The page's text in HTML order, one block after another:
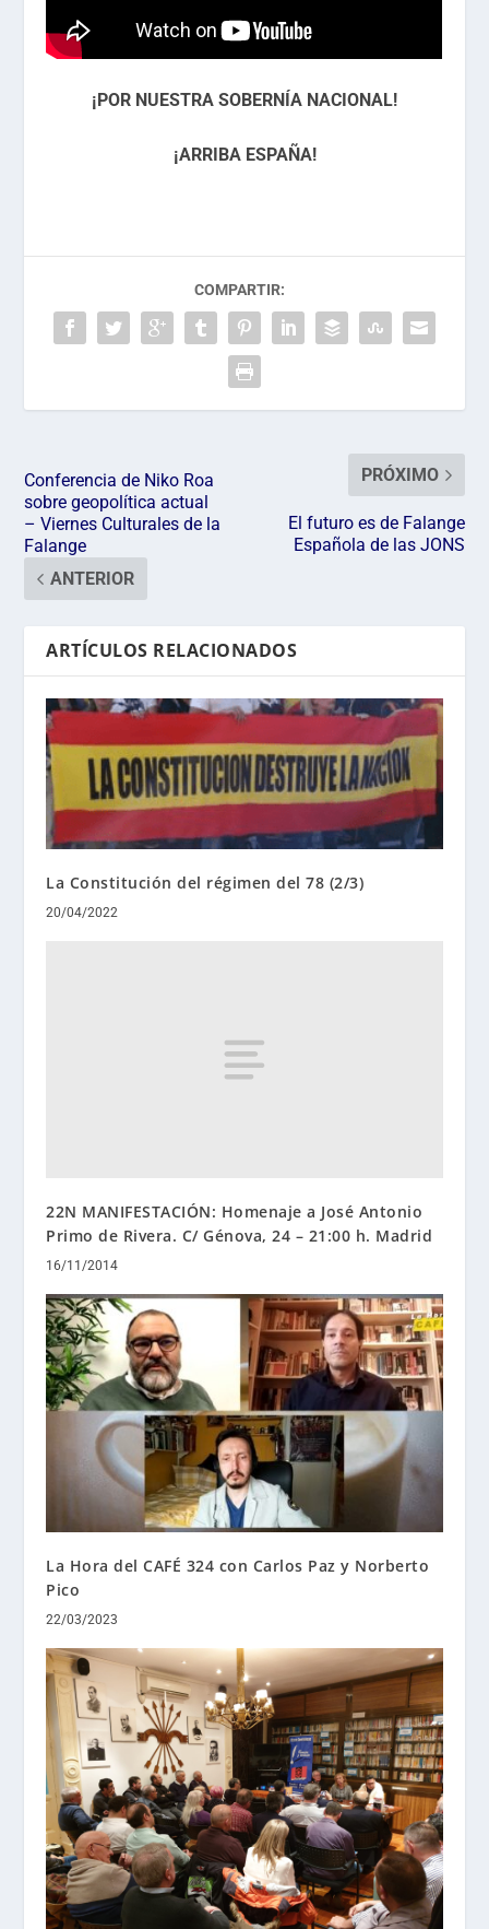
¡POR NUESTRA SOBERNÍA NACIONAL!
¡ARRIBA ESPAÑA!
COMPARTIR:
Conferencia de Niko Roa
sobre geopolítica actual
– Viernes Culturales de la
Falange
ANTERIOR
PRÓXIMO
El futuro es de Falange
Española de las JONS
ARTÍCULOS RELACIONADOS
La Constitución del régimen del 78 (2/3)
20/04/2022
22N MANIFESTACIÓN: Homenaje a José Antonio
Primo de Rivera. C/ Génova, 24 – 21:00 h. Madrid
16/11/2014
La Hora del CAFÉ 324 con Carlos Paz y Norberto
Pico
22/03/2023